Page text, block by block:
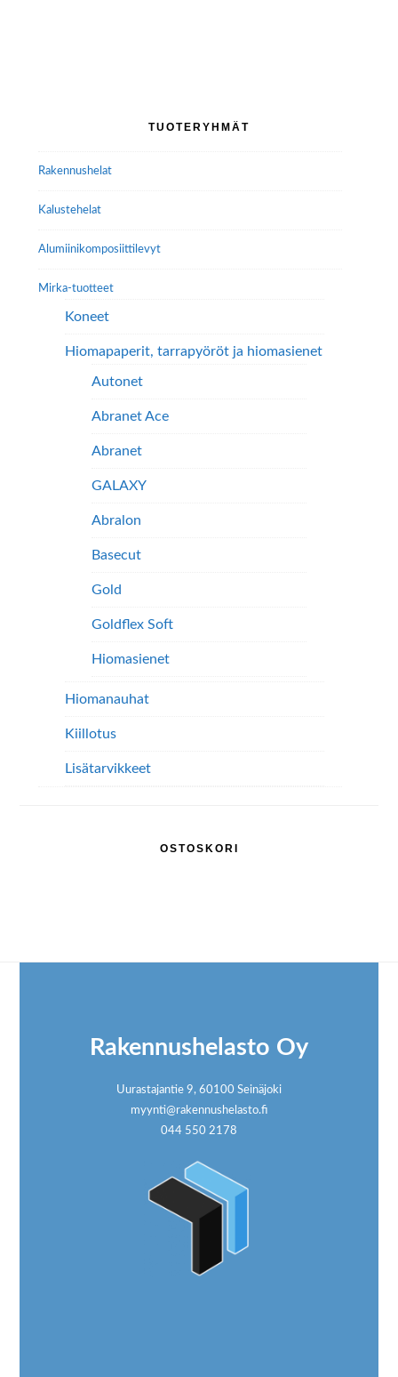
TUOTERYHMÄT
Rakennushelat
Kalustehelat
Alumiini­komposiitti­levyt
Mirka-tuotteet
Koneet
Hiomapaperit, tarrapyöröt ja hiomasienet
Autonet
Abranet Ace
Abranet
GALAXY
Abralon
Basecut
Gold
Goldflex Soft
Hiomasienet
Hiomanauhat
Kiillotus
Lisätarvikkeet
OSTOSKORI
Rakennushelasto Oy
Uurastajantie 9, 60100 Seinäjoki
myynti@rakennushelasto.fi
044 550 2178